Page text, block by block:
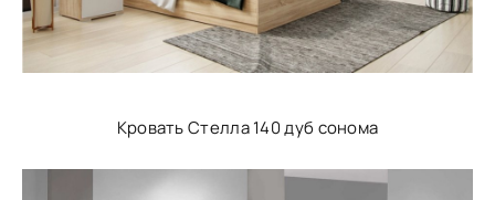
Кровать Стелла 140 дуб сонома